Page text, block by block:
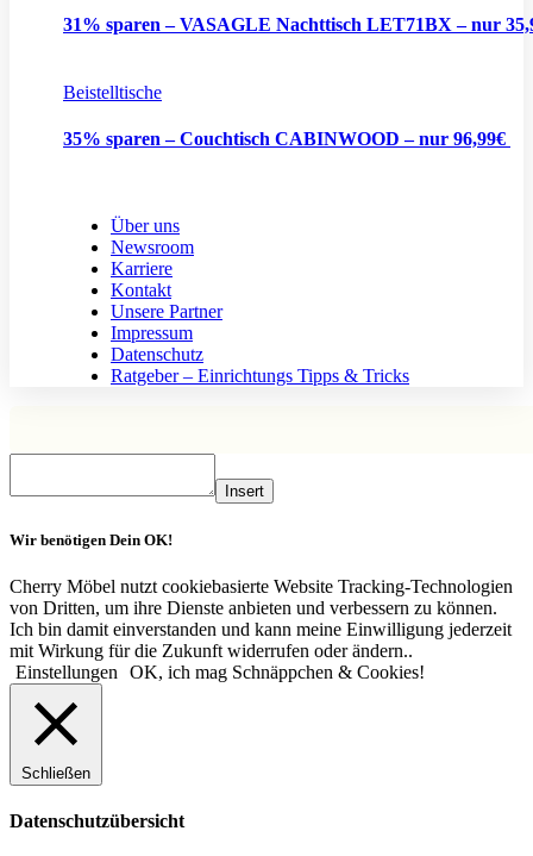
31% sparen – VASAGLE Nachttisch LET71BX – nur
Beistelltische
35% sparen – Couchtisch CABINWOOD – nur 96,99€
Über uns
Newsroom
Karriere
Kontakt
Unsere Partner
Impressum
Datenschutz
Ratgeber – Einrichtungs Tipps & Tricks
Insert
Wir benötigen Dein OK!
Cherry Möbel nutzt cookiebasierte Website Tracking-Technologien
von Dritten, um ihre Dienste anbieten und verbessern zu können.
Ich bin damit einverstanden und kann meine Einwilligung jederzeit
mit Wirkung für die Zukunft widerrufen oder ändern..
Einstellungen
OK, ich mag Schnäppchen & Cookies!
Schließen
Datenschutzübersicht